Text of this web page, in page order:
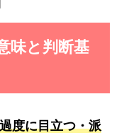
味と判断基
度に目立つ・派